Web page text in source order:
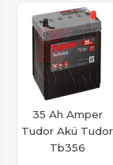
35 Ah Amper
Tudor Akü Tudor
Tb356